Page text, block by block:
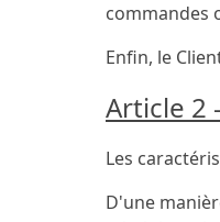
commandes
Enfin, le
Article 2
Les
D'une